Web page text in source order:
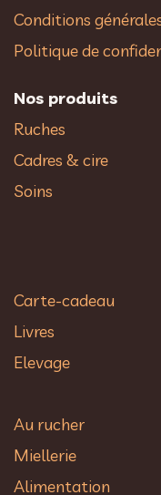
Conditions
Politique de
Nos produits
Ruches
Cadres & cire
Soins
Carte-cadeau
Livres
Elevage
Au rucher​
Miellerie
Alimentation